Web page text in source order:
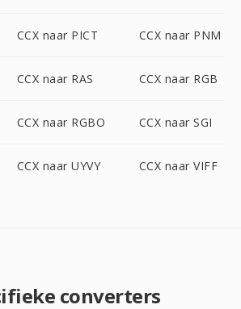
CCX naar PICT CCX naar PNM
CCX naar RAS CCX naar RGB
CCX naar RGBO CCX naar SGI
CCX naar UYVY CCX naar VIFF
converters